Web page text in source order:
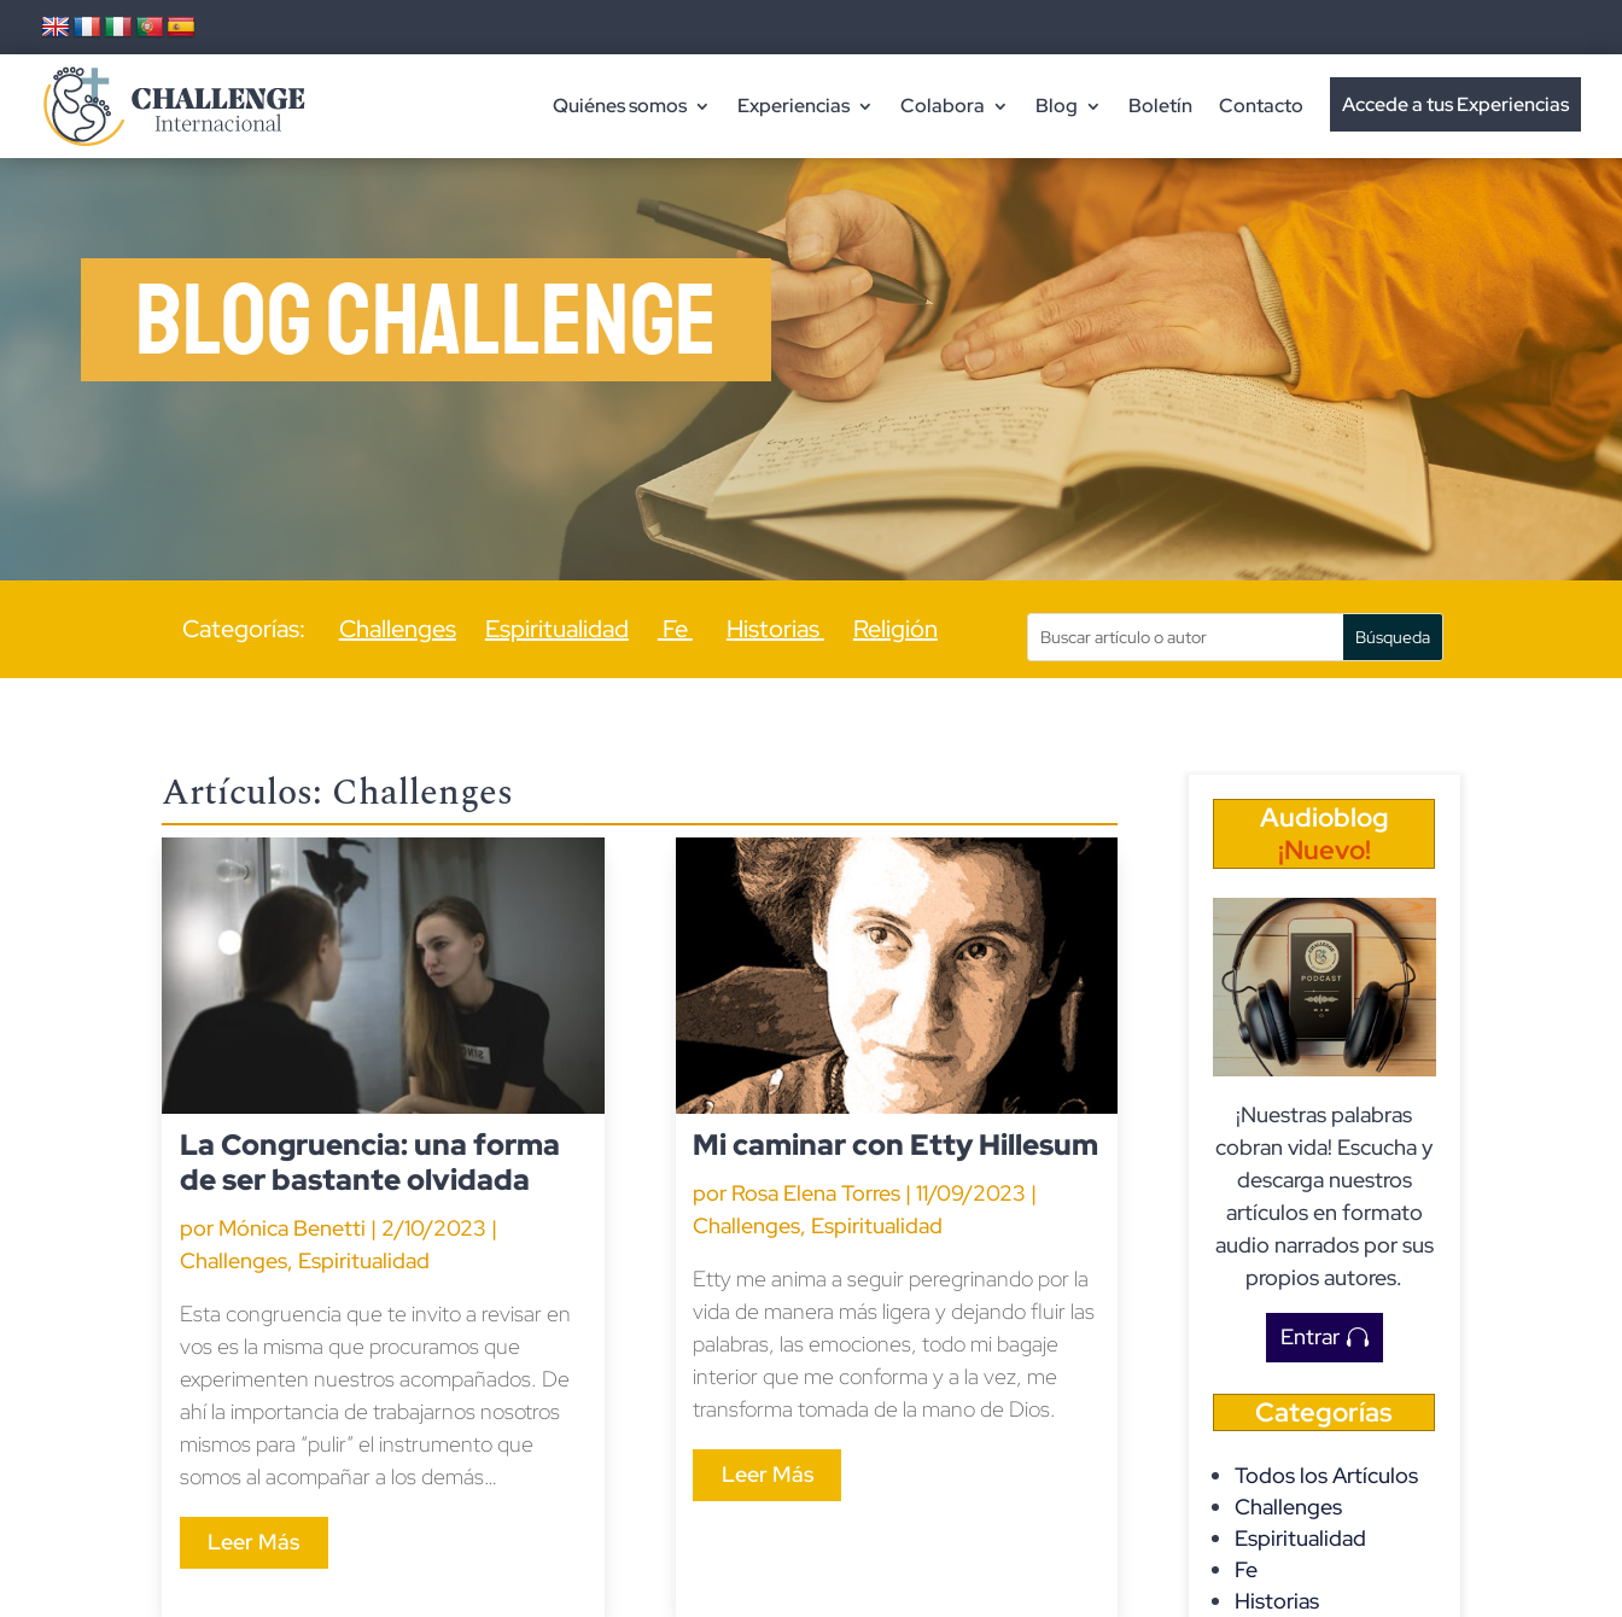
Quiénes somos Experiencias Colabora Blog Boletín Contacto Accede a tus Experiencias
Blog Challenge
Categorías: Challenges Espiritualidad Fe Historias Religión
Artículos: Challenges
La Congruencia: una forma
de ser bastante olvidada
por Mónica Benetti | 2/10/2023 |
Challenges, Espiritualidad
Esta congruencia que te invito a revisar en
vos es la misma que procuramos que
experimenten nuestros acompañados. De
ahí la importancia de trabajarnos nosotros
mismos para “pulir” el instrumento que
somos al acompañar a los demás…
Leer Más
Mi caminar con Etty Hillesum
por Rosa Elena Torres |11/09/2023 |
Challenges, Espiritualidad
Etty me anima a seguir peregrinando por la
vida de manera más ligera y dejando fluir las
palabras, las emociones, todo mi bagaje
interior que me conforma y a la vez, me
transforma tomada de la mano de Dios.
Leer Más
Audioblog
¡Nuevo!
¡Nuestras palabras
cobran vida! Escucha y
descarga nuestros
artículos en formato
audio narrados por sus
propios autores.
Entrar
Categorías
Todos los Artículos
Challenges
Espiritualidad
Fe
Historias